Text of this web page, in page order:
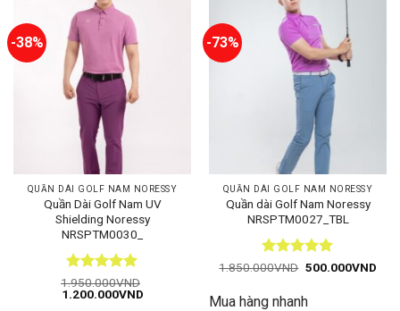
-38%
QUẦN DÀI GOLF NAM NORESSY
Quần Dài Golf Nam UV
Shielding Noressy
NRSPTM0030_
Được xếp
hạng55
1.950.000VND
Giá
1.200.000VNDGiá
-73%
QUẦN DÀI GOLF NAM NORESSY
Quần dài Golf Nam Noressy
NRSPTM0027_TBL
Được xếp
sao
1.850.000VND Giá
1.850.000VND.
500.000VNDGiá
Mua hàng nhanh